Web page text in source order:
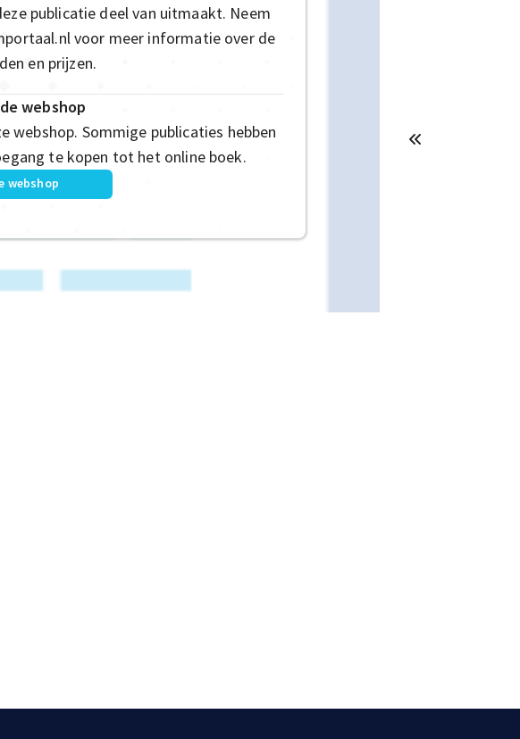
publicatie deel van uitmaakt. Neem
voor meer informatie over de
en prijzen.
webshop
webshop. Sommige publicaties hebben
te kopen tot het online boek.
webshop